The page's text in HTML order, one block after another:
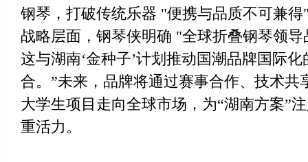
钢琴，打破传统乐器 "便携与品质不可兼
战略层面，钢琴侠明确 "全球折叠钢琴领
这与湖南‘金种子’计划推动国潮品牌国际
合。”未来，品牌将通过赛事合作、技术共
大学生项目走向全球市场，为“湖南方案”
重活力。